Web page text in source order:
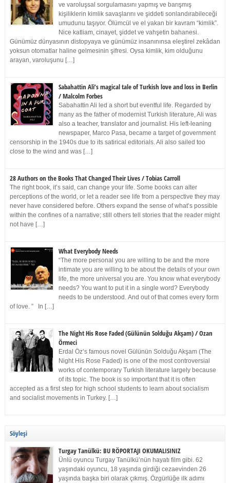
ve varoluşsal sorgulamasını yapmış ve barışmış
kişiliklerin kimlik savaşlarını ve şiddeti sonlandırabileceği
umudunu taşıyor. Ölümcül ve el yakan bir kavram “kimlik”.
Nice katliam, cinayet, şiddet ve vahşetin bahanesi.
Günümüz dünyasının distopyaya ve günümüz insanınınsa eleştirel zekâdan
yoksun otomatlar haline gelmesinin şifresi. Oysa kimlik, kim olduğunu
arayan, varoluşunu […]
Sabahattin Ali’s magical tale of Turkish love and loss in Berlin
/ Malcolm Forbes
Sabahattin Ali led a short but eventful life. Regarded by
many as the father of modernist Turkish literature, Ali was
also a teacher, translator and journalist. His left-leaning
newspaper, Marco Pasa, became a target of government
censorship in the 1940s due to its satirical editorials. Ali also sailed too
close to the wind and was […]
28 Authors on the Books That Changed Their Lives / Tobias Carroll
The right book, it’s said, can change your life. Some books can alter
perceptions of the world, or let a reader see life from a perspective they may
never have considered before. Others expand the sense of what’s possible
within the confines of a narrative; still others tell stories that the reader might
not have […]
What Everybody Needs
“The more personal you are willing to be and the more
intimate you are willing to be about the details of your own
life, the more universal you are. You know what everybody
needs? You want to put it in a single word? Everybody
needs to be understood. And out of that comes every form
of love. ” In […]
The Night His Rose Faded (Gülünün Solduğu Akşam) / Ozan
Örmeci
Erdal Öz’s famous novel Gülünün Solduğu Akşam (The
Night His Rose Faded) is one of the most controversial
works of contemporary Turkish literature largely because
of its topic. The book is so important that it is often
accepted as a first step for high school students to learn about socialism
and socialist movements in Turkey. […]
Söyleşi
Turgay Tanülkü: BU RÖPORTAJI OKUMALISINIZ
Ünlü oyuncu Turgay Tanülkü’nün hayatı film gibi. 62
yaşındaki oyuncu, 18 yaşında girdiği cezaevinden 26
yaşında başka biri olarak çıkmış. Özgürlüğe ilk adımı